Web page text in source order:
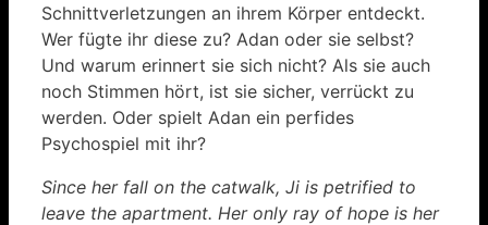
Schnittverletzungen an ihrem Körper entdeckt.
Wer fügte ihr diese zu? Adan oder sie selbst?
Und warum erinnert sie sich nicht? Als sie auch
noch Stimmen hört, ist sie sicher, verrückt zu
werden. Oder spielt Adan ein perfides
Psychospiel mit ihr?
Since her fall on the catwalk, Ji is petrified to
leave the apartment. Her only ray of hope is her